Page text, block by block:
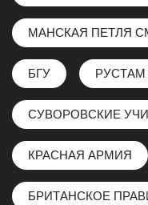
МАНСКАЯ ПЕТЛЯ
БГУ
СУВОРОВСКИЕ
КРАСНАЯ АРМИЯ
БРИТАНСКОЕ